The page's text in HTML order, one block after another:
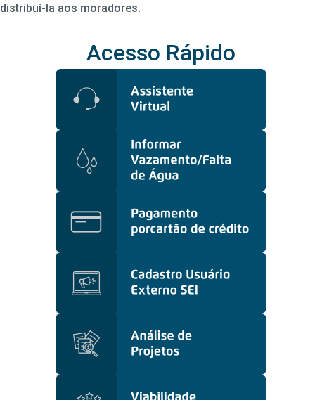
distribuí-la aos moradores.
Acesso Rápido